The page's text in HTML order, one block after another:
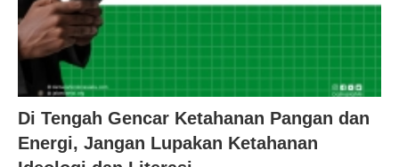
Di Tengah Gencar Ketahanan Pangan dan
Energi, Jangan Lupakan Ketahanan